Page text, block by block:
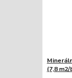
(7,8